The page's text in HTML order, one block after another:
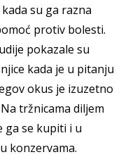
su ga razna
protiv bolesti.
pokazale su
kada je u pitanju
okus je izuzetno
tržnicama diljem
ga se kupiti i u
konzervama.